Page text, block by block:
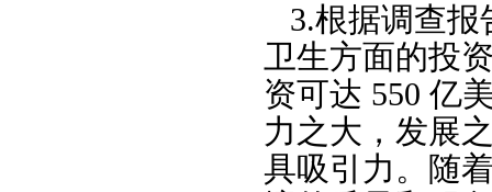
3.根据调查
卫生方面的投
资可达 550 亿
力之大，发展
具吸引力。随